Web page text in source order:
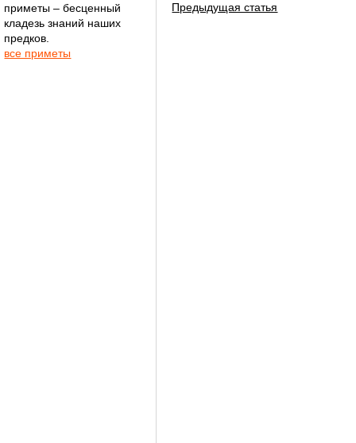
приметы – бесценный
кладезь знаний наших
предков.
все приметы
Предыдущая статья